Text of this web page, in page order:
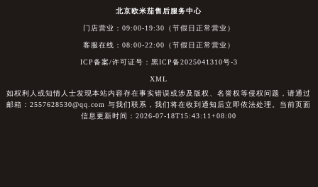
北京欧米茄售后服务中心
门店营业：09:00-19:30（节假日正常营业）
客服在线：08:00-22:00（节假日正常营业）
ICP备案/许可证号：黑ICP备2025041310号-3
XML
如权利人或知情人士发现本站内容存在事实错误或涉及版权、名誉权等侵权问题，请通过
邮箱：2557628530@qq.com 与我们联系，我们将在收到通知后立即依法处理。当前页面
信息更新时间：2026-07-18T15:43:11+08:00